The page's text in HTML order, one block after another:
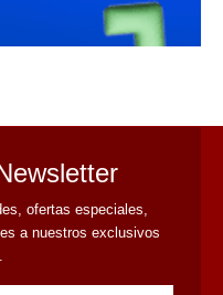
ofertas especiales,
a nuestros exclusivos